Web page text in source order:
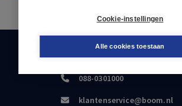
Cookie-instellingen
Alle cookies toestaan
KLANTENSERVICE
088-0301000
klantenservice@boom.nl